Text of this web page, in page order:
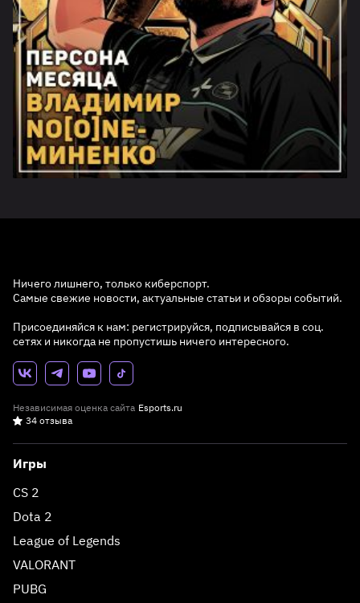
Ничего лишнего, только киберспорт.
Самые свежие новости, актуальные статьи и обзоры событий.
Присоединяйся к нам: регистрируйся, подписывайся в соц.
сетях и никогда не пропустишь ничего интересного.
Независимая оценка сайта Esports.ru
34 отзыва
Игры
CS 2
Dota 2
League of Legends
VALORANT
PUBG